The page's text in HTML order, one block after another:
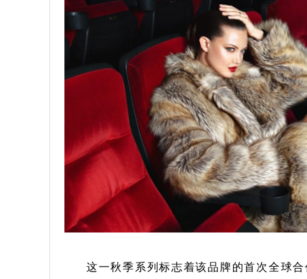
这一秋季系列标志着该品牌的首次全球